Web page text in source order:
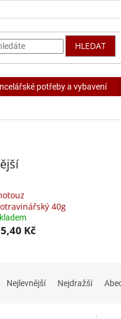
HLEDAT
potřeby a vybavení
40g
Kč
Nejlevnější Nejdražší